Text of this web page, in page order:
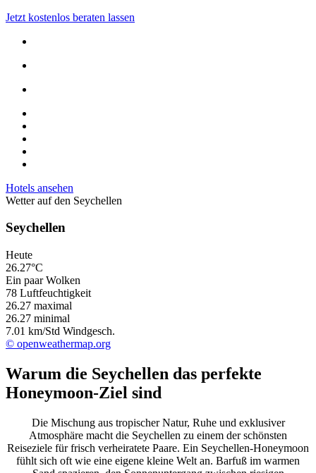
Jetzt kostenlos beraten lassen
Hotels ansehen
Wetter auf den Seychellen
Seychellen
Heute
26.27°C
Ein paar Wolken
78 Luftfeuchtigkeit
26.27 maximal
26.27 minimal
7.01 km/Std Windgesch.
© openweathermap.org
Warum die Seychellen das perfekte
Honeymoon-Ziel sind
Die Mischung aus tropischer Natur, Ruhe und exklusiver
Atmosphäre macht die Seychellen zu einem der schönsten
Reiseziele für frisch verheiratete Paare. Ein Seychellen-Honeymoon
fühlt sich oft wie eine eigene kleine Welt an. Barfuß im warmen